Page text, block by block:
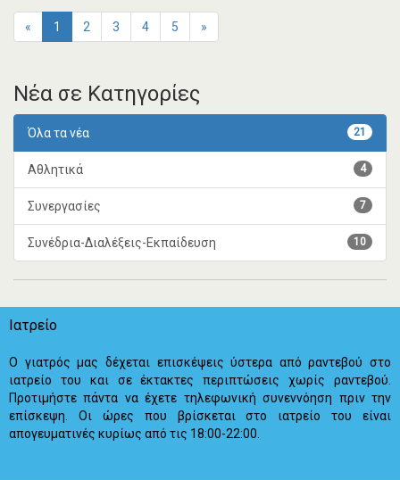
« 1 2 3 4 5 »
Νέα σε Κατηγορίες
21
Όλα τα νέα
4
Αθλητικά
7
Συνεργασίες
10
Συνέδρια-Διαλέξεις-Εκπαίδευση
Ιατρείο
Ο γιατρός μας δέχεται επισκέψεις ύστερα από ραντεβού στο
ιατρείο του και σε έκτακτες περιπτώσεις χωρίς ραντεβού.
Προτιμήστε πάντα να έχετε τηλεφωνική συνεννόηση πριν την
επίσκεψη. Οι ώρες που βρίσκεται στο ιατρείο του είναι
απογευματινές κυρίως από τις 18:00-22:00.